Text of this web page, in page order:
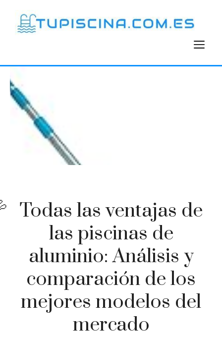
contenido
Todas las ventajas de
las piscinas de
aluminio: Análisis y
comparación de los
mejores modelos del
mercado